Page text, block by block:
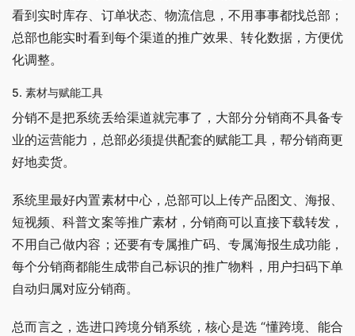
看到实时库存、订单状态、物流信息，不用事事都找总部；
总部也能实时看到每个渠道的推广效果、转化数据，方便优
化调整。
5. 素材与赋能工具
分销不是把系统丢给渠道就完事了，大部分分销商不具备专
业的运营能力，总部必须提供配套的赋能工具，帮分销商更
好地卖货。
系统里最好内置素材中心，总部可以上传产品图文、海报、
短视频、科普文案等推广素材，分销商可以直接下载转发，
不用自己做内容；还要有专属推广码、专属海报生成功能，
每个分销商都能生成带自己标识的推广物料，用户扫码下单
自动归属对应分销商。
总而言之，选进口跨境分销系统，核心是选 “懂跨境、能合